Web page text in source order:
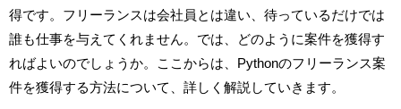
得です。フリーランスは会社員とは違い、待っているだけでは
誰も仕事を与えてくれません。では、どのように案件を獲得す
ればよいのでしょうか。ここからは、Pythonのフリーランス案
件を獲得する方法について、詳しく解説していきます。